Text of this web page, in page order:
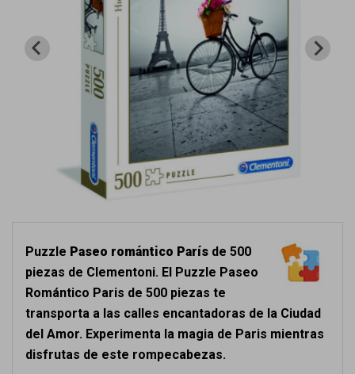
Puzzle Paseo romántico París de 500
piezas de Clementoni. El Puzzle Paseo
Romántico Paris de 500 piezas te
transporta a las calles encantadoras de la Ciudad
del Amor. Experimenta la magia de Paris mientras
disfrutas de este rompecabezas.